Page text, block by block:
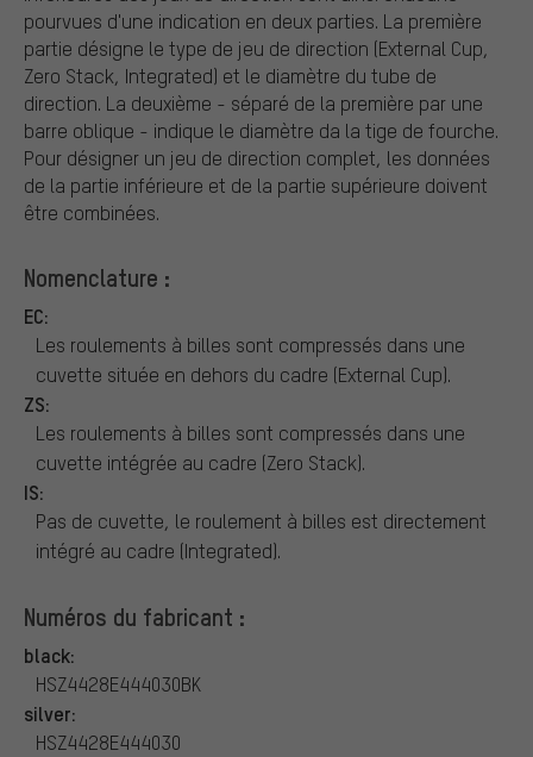
pourvues d'une indication en deux parties. La première
partie désigne le type de jeu de direction (External Cup,
Zero Stack, Integrated) et le diamètre du tube de
direction. La deuxième - séparé de la première par une
barre oblique - indique le diamètre da la tige de fourche.
Pour désigner un jeu de direction complet, les données
de la partie inférieure et de la partie supérieure doivent
être combinées.
Nomenclature :
EC:
Les roulements à billes sont compressés dans une
cuvette située en dehors du cadre (External Cup).
ZS:
Les roulements à billes sont compressés dans une
cuvette intégrée au cadre (Zero Stack).
IS:
Pas de cuvette, le roulement à billes est directement
intégré au cadre (Integrated).
Numéros du fabricant :
black:
HSZ4428E444030BK
silver:
HSZ4428E444030